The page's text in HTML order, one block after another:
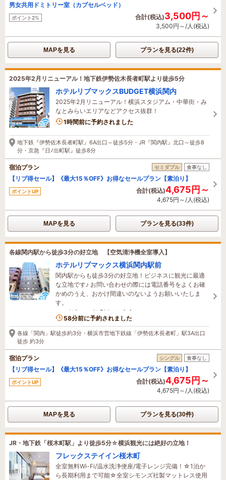
男女共用ドミトリー室（カプセルベッド）
ポイント2% 合計(税込)3,500円～
3,500円～/人(税込)
MAPを見る プランを見る(22件)
2025年2月リニューアル！地下鉄伊勢佐木長者町駅より徒歩5分
ホテルリブマックスBUDGET横浜関内
2025年2月リニューアル！横浜スタジアム・中華街・み
なとみらいエリアなどアクセス抜群！
1時間前に予約されました
地下鉄『伊勢佐木長者町駅』6A出口～徒歩5分・JR『関内駅』北口～徒歩8
分・京急『日ﾉ出町駅』徒歩8分
宿泊プラン セミダブル 食事なし
【リブ得セール】《最大15％OFF》お得なセールプラン【素泊り】
ポイントUP 合計(税込)4,675円～
4,675円～/人(税込)
MAPを見る プランを見る(33件)
各線関内駅から徒歩3分の好立地 【空気清浄機全室導入】
ホテルリブマックス横浜関内駅前
関内駅からも徒歩3分の好立地！ビジネスに観光に最適
な立地です♪ お問い合わせの際には電話番号をよくお確
かめのうえ、おかけ間違いのないようお願いいたしま
す。
2名がこの宿を見ています
58分前に予約されました
各線「関内」駅徒歩約3分・横浜市営地下鉄線「伊勢佐木長者町」駅3A出口
徒歩 約3分
宿泊プラン シングル 食事なし
【リブ得セール】《最大15％OFF》お得なセールプラン【素泊り】
ポイントUP 合計(税込)4,675円～
4,675円～/人(税込)
MAPを見る プランを見る(30件)
JR・地下鉄「桜木町駅」より徒歩5分☆横浜観光には絶好の立地！
フレックステイイン桜木町
全室無料Wi-Fi/温水洗浄便座/電子レンジ完備！☆1泊か
ら長期利用まで可能☆全室シモンズ社製マットレス使用